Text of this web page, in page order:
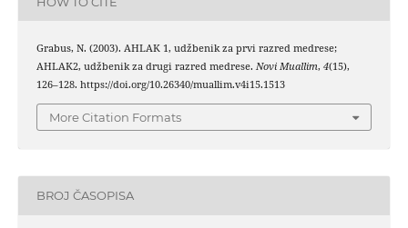
Grabus, N. (2003). AHLAK 1, udžbenik za prvi razred medrese;
AHLAK2, udžbenik za drugi razred medrese. Novi Muallim, 4(15),
126–128. https://doi.org/10.26340/muallim.v4i15.1513
More Citation Formats
BROJ ČASOPISA